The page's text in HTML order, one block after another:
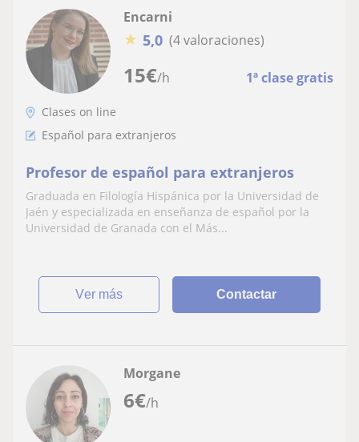
15€/h 1ª clase gratis
Encarni
★ 5,0 (4 valoraciones)
Clases on line
Español para extranjeros
Profesor de español para extranjeros
Graduada en Filología Hispánica por la Universidad de
Jaén y especializada en enseñanza de español por la
Universidad de Granada con el Más...
ver más Contactar
6€/h
Morgane